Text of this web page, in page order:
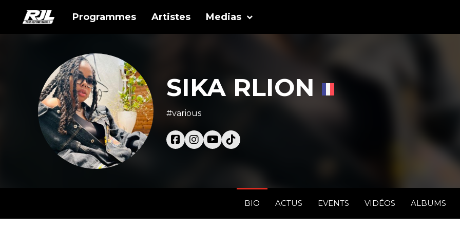
Programmes Artistes Medias
SIKA RLION
#various
BIO ACTUS EVENTS VIDÉOS ALBUMS